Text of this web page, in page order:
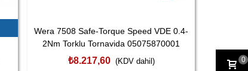
Wera 7508 Safe-Torque Speed VDE 0.4-
2Nm Torklu Tornavida 05075870001
₺8.217,60 (KDV dahil) 0